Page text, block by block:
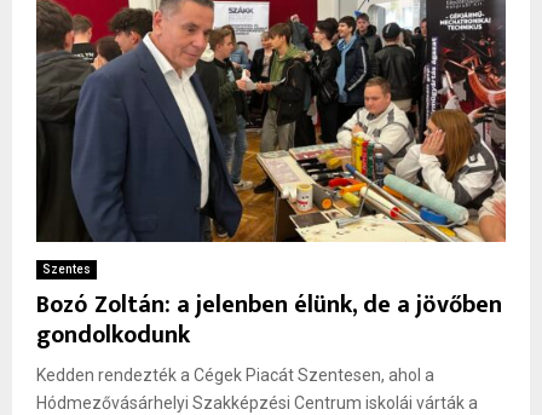
Szentes
Bozó Zoltán: a jelenben élünk, de a jövőben
gondolkodunk
Kedden rendezték a Cégek Piacát Szentesen, ahol a
Hódmezővásárhelyi Szakképzési Centrum iskolái várták a